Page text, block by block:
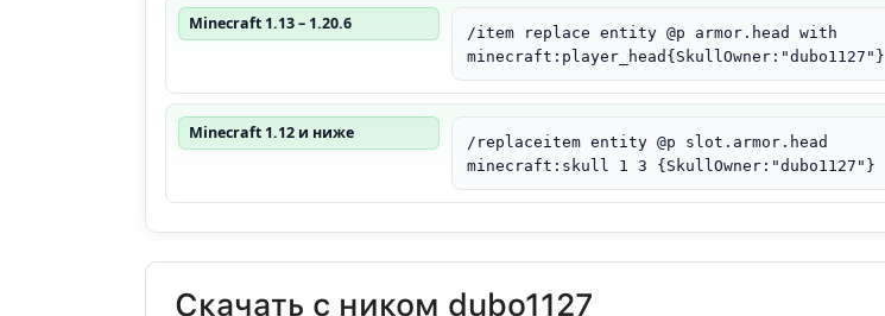
Minecraft 1.13 – 1.20.6
/item replace entity @p armor.head with
minecraft:player_head{SkullOwner:"dubo1127"}
Minecraft 1.12 и ниже
/replaceitem entity @p slot.armor.head
minecraft:skull 1 3 {SkullOwner:"dubo1127"}
Скачать с ником dubo1127